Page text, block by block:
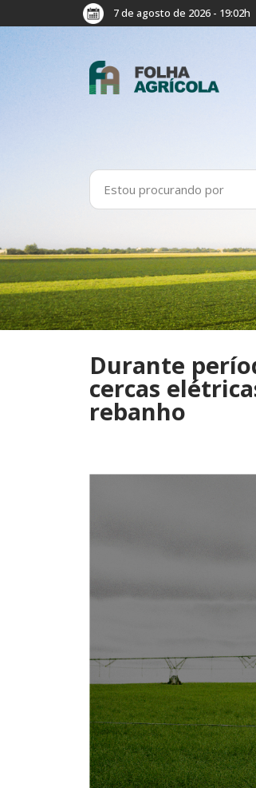
7 de agosto de 2026 - 19:02h
Durante
cercas
rebanho